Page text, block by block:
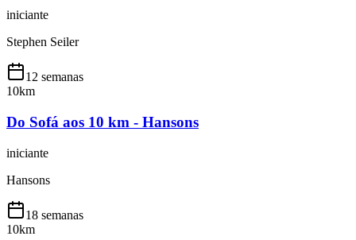
iniciante
Stephen Seiler
12 semanas
10km
Do Sofá aos 10 km - Hansons
iniciante
Hansons
18 semanas
10km